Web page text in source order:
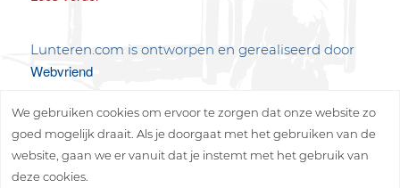
Lunteren.com is ontworpen en gerealiseerd door
Webvriend
We gebruiken cookies om ervoor te zorgen dat onze website zo
goed mogelijk draait. Als je doorgaat met het gebruiken van de
website, gaan we er vanuit dat je instemt met het gebruik van
deze cookies.